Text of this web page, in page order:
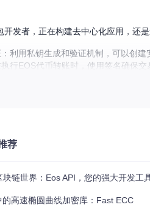
开发者，正在构建去中心化应用，还
利用私钥生成和验证机制，可以创建
行EOS代币转账时，使用签名确保交
于智能合约中的权限管理和授权验证
ECC设计简洁，易于集成到现有项目
我检查初始化，确保在生成私钥时
荐
块链世界：Eos API，您的强大开发工
的高速椭圆曲线加密库：Fast ECC